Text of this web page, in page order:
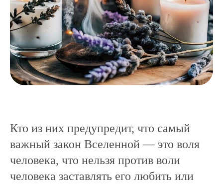
Кто из них предупредит, что самый
важный закон Вселенной — это воля
человека, что нельзя против воли
человека заставлять его любить или